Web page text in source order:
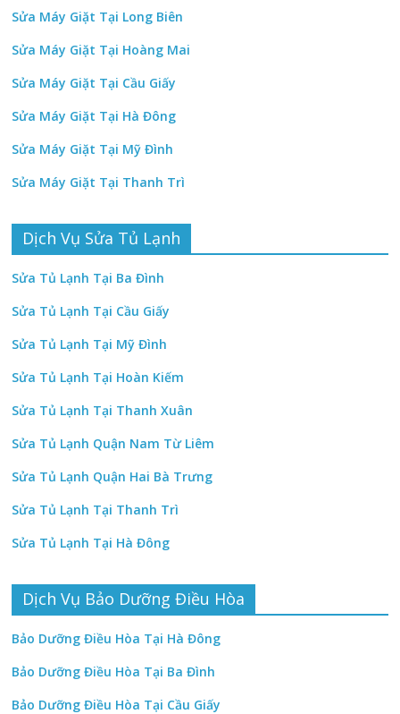
Sửa Máy Giặt Tại Long Biên
Sửa Máy Giặt Tại Hoàng Mai
Sửa Máy Giặt Tại Cầu Giấy
Sửa Máy Giặt Tại Hà Đông
Sửa Máy Giặt Tại Mỹ Đình
Sửa Máy Giặt Tại Thanh Trì
Dịch Vụ Sửa Tủ Lạnh
Sửa Tủ Lạnh Tại Ba Đình
Sửa Tủ Lạnh Tại Cầu Giấy
Sửa Tủ Lạnh Tại Mỹ Đình
Sửa Tủ Lạnh Tại Hoàn Kiếm
Sửa Tủ Lạnh Tại Thanh Xuân
Sửa Tủ Lạnh Quận Nam Từ Liêm
Sửa Tủ Lạnh Quận Hai Bà Trưng
Sửa Tủ Lạnh Tại Thanh Trì
Sửa Tủ Lạnh Tại Hà Đông
Dịch Vụ Bảo Dưỡng Điều Hòa
Bảo Dưỡng Điều Hòa Tại Hà Đông
Bảo Dưỡng Điều Hòa Tại Ba Đình
Bảo Dưỡng Điều Hòa Tại Cầu Giấy